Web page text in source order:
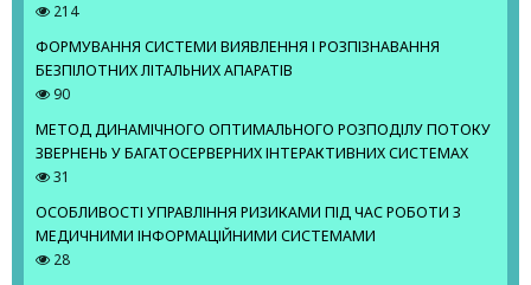
214
ФОРМУВАННЯ СИСТЕМИ ВИЯВЛЕННЯ І РОЗПІЗНАВАННЯ
БЕЗПІЛОТНИХ ЛІТАЛЬНИХ АПАРАТІВ
90
МЕТОД ДИНАМІЧНОГО ОПТИМАЛЬНОГО РОЗПОДІЛУ ПОТОКУ
ЗВЕРНЕНЬ У БАГАТОСЕРВЕРНИХ ІНТЕРАКТИВНИХ СИСТЕМАХ
31
ОСОБЛИВОСТІ УПРАВЛІННЯ РИЗИКАМИ ПІД ЧАС РОБОТИ З
МЕДИЧНИМИ ІНФОРМАЦІЙНИМИ СИСТЕМАМИ
28